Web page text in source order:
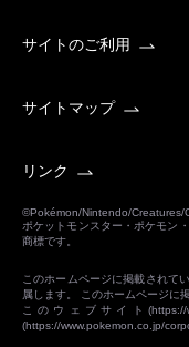
サイトのご利用
サイトマップ
リンク
©Pokémon/Nintendo/Creatures/
ポケットモンスター・ポケモン
商標です。
このホームページに掲載されて
属します。 このホームページに
このウェブサイト(https://
(https://www.pokemon.co.jp/